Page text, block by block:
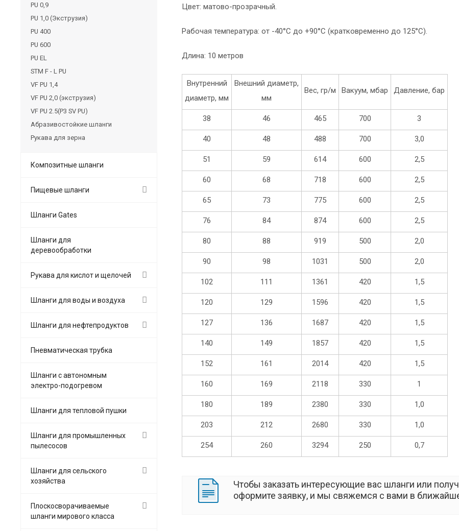
Цвет: матово-прозрачный.
Рабочая температура: от -40°С до +90°С (кратковременно до 125°С).
Длина: 10 метров
Внутренний
диаметр, мм
Внешний диаметр,
мм
Вес, гр/м Вакуум, мбар Давление, бар
38 46 465 700 3
40 48 488 700 3,0
51 59 614 600 2,5
60 68 718 600 2,5
65 73 775 600 2,5
76 84 874 600 2,5
80 88 919 500 2,0
90 98 1031 500 2,0
102 111 1361 420 1,5
120 129 1596 420 1,5
127 136 1687 420 1,5
140 149 1857 420 1,5
152 161 2014 420 1,5
160 169 2118 330 1
180 189 2380 330 1,0
203 212 2680 330 1,0
254 260 3294 250 0,7
Чтобы заказать интересующие вас шланги или
оформите заявку, и мы свяжемся с вами в
PU 0,9
PU 1,0 (Экструзия)
PU 400
PU 600
PU EL
STM F - L PU
VF PU 1,4
VF PU 2,0 (экструзия)
VF PU 2.5(P3 SV PU)
Абразивостойкие шланги
Рукава для зерна
Композитные шланги
Пищевые шланги
Шланги Gates
Шланги для
деревообработки
Рукава для кислот и щелочей
Шланги для воды и воздуха
Шланги для нефтепродуктов
Пневматическая трубка
Шланги с автономным
электро-подогревом
Шланги для тепловой пушки
Шланги для промышленных
пылесосов
Шланги для сельского
хозяйства
Плоскосворачиваемые
шланги мирового класса